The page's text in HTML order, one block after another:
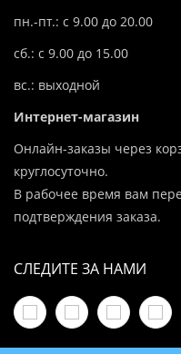
пн.-пт.: с 9.00 до 20.00
сб.: с 9.00 до 15.00
вс.: выходной
Интернет-магазин
Онлайн-заказы через
круглосуточно.
В рабочее время вам
подтверждения заказа.
СЛЕДИТЕ ЗА НАМИ